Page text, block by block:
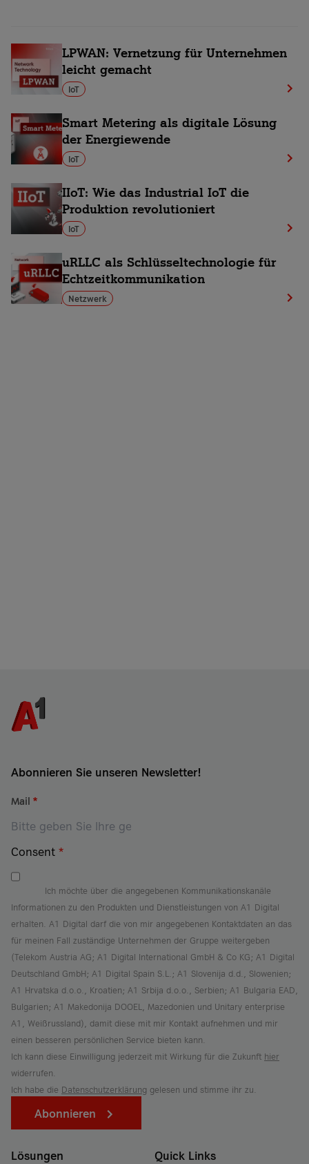
LPWAN: Vernetzung für Unternehmen
leicht gemacht
IoT
Smart Metering als digitale Lösung
der Energiewende
IoT
IIoT: Wie das Industrial IoT die
Produktion revolutioniert
IoT
uRLLC als Schlüsseltechnologie für
Echtzeitkommunikation
Netzwerk
Abonnieren Sie unseren Newsletter!
Mail *
Consent *
Ich möchte über die angegebenen Kommunikationskanäle
Informationen zu den Produkten und Dienstleistungen von A1 Digital
erhalten. A1 Digital darf die von mir angegebenen Kontaktdaten an das
für meinen Fall zuständige Unternehmen der Gruppe weitergeben
(Telekom Austria AG; A1 Digital International GmbH & Co KG; A1 Digital
Deutschland GmbH; A1 Digital Spain S.L.; A1 Slovenija d.d., Slowenien;
A1 Hrvatska d.o.o., Kroatien; A1 Srbija d.o.o., Serbien; A1 Bulgaria EAD,
Bulgarien; A1 Makedonija DOOEL, Mazedonien und Unitary enterprise
A1, Weißrussland), damit diese mit mir Kontakt aufnehmen und mir
einen besseren persönlichen Service bieten kann.
Ich kann diese Einwilligung jederzeit mit Wirkung für die Zukunft hier
widerrufen.
Ich habe die Datenschutzerklärung gelesen und stimme ihr zu.
Abonnieren
Lösungen Quick Links